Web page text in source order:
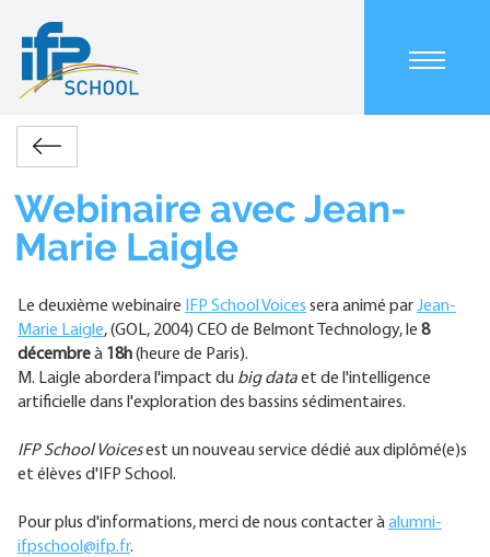
Main
navigation
mobile
Fil
d'Ariane
Accueil
Actualités
Retour
Jean-
Marie
Laigle
Webinaire avec Jean-
Marie Laigle
Le deuxième webinaire IFP School Voices sera animé parJean-
Marie Laigle, (GOL, 2004) CEO de Belmont Technology, le 8
décembreà 18h(heure de Paris).
M. Laigle abordera l'impact du big dataet de l'intelligence
artificielle dans l'exploration des bassins sédimentaires.
IFP School Voicesest un nouveau service dédié aux diplômé(e)s
et élèves d'IFP School.
Pour plus d'informations, merci de nous contacter àalumni-
ifpschool@ifp.fr.